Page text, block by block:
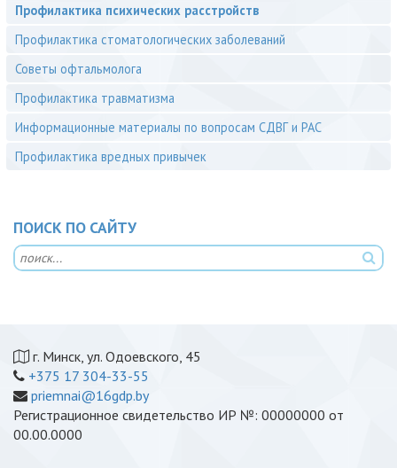
Профилактика психических расстройств
Профилактика стоматологических заболеваний
Советы офтальмолога
Профилактика травматизма
Информационные материалы по вопросам СДВГ и РАС
Профилактика вредных привычек
ПОИСК ПО САЙТУ
г. Минск, ул. Одоевского, 45
+375 17 304-33-55
priemnai@16gdp.by
Регистрационное свидетельство ИР №: 00000000 от
00.00.0000